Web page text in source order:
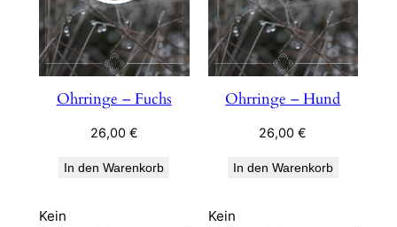
Ohrringe – Fuchs
26,00 €
In den Warenkorb
Kein
Ohrringe – Hund
26,00€
In den Warenkorb
Kein